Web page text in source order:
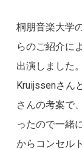
桐朋音楽大学
らのご紹介に
出演しました
Kruijssenさん
さんの考案で
ったので一緒
からコンセル